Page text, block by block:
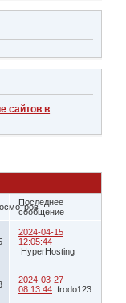
сайтов в
Последнее
сообщение
2024-04-15
12:05:44
HyperHosting
2024-03-27
08:13:44 frodo123